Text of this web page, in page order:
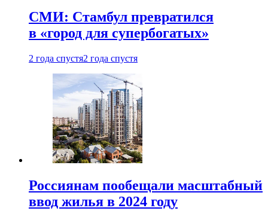
СМИ: Стамбул превратился
в «город для супербогатых»
2 года спустя2 года спустя
Россиянам пообещали масштабный
ввод жилья в 2024 году